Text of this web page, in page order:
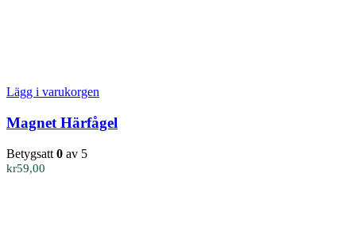
Lägg i varukorgen
Magnet Härfågel
Betygsatt 0 av 5
kr59,00